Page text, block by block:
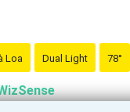
Loa Dual Light 78°